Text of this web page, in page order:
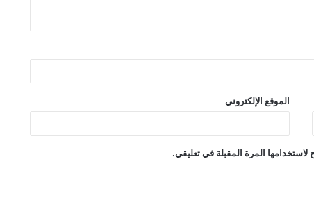
الموقع الإلكتروني
المرة المقبلة في تعليقي.